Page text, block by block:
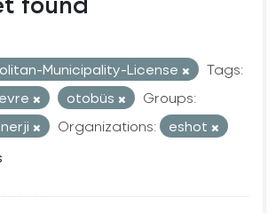
Municipality-License
Tags:
otobüs
Groups:
Organizations:
eshot